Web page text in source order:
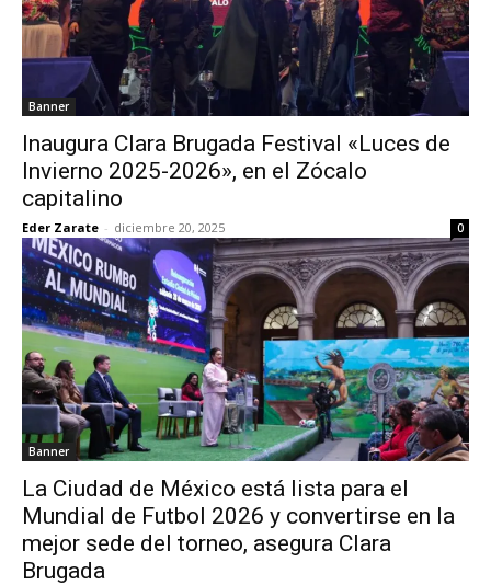
Banner
Inaugura Clara Brugada Festival «Luces de
Invierno 2025-2026», en el Zócalo
capitalino
Eder Zarate - diciembre 20, 2025 0
Banner
La Ciudad de México está lista para el
Mundial de Futbol 2026 y convertirse en la
mejor sede del torneo, asegura Clara
Brugada